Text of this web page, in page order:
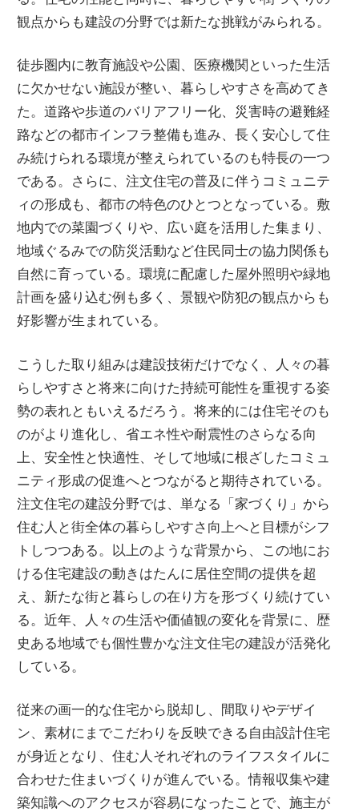
観点からも建設の分野では新たな挑戦がみられる。
徒歩圏内に教育施設や公園、医療機関といった生活
に欠かせない施設が整い、暮らしやすさを高めてき
た。道路や歩道のバリアフリー化、災害時の避難経
路などの都市インフラ整備も進み、長く安心して住
み続けられる環境が整えられているのも特長の一つ
である。さらに、注文住宅の普及に伴うコミュニテ
ィの形成も、都市の特色のひとつとなっている。敷
地内での菜園づくりや、広い庭を活用した集まり、
地域ぐるみでの防災活動など住民同士の協力関係も
自然に育っている。環境に配慮した屋外照明や緑地
計画を盛り込む例も多く、景観や防犯の観点からも
好影響が生まれている。
こうした取り組みは建設技術だけでなく、人々の暮
らしやすさと将来に向けた持続可能性を重視する姿
勢の表れともいえるだろう。将来的には住宅そのも
のがより進化し、省エネ性や耐震性のさらなる向
上、安全性と快適性、そして地域に根ざしたコミュ
ニティ形成の促進へとつながると期待されている。
注文住宅の建設分野では、単なる「家づくり」から
住む人と街全体の暮らしやすさ向上へと目標がシフ
トしつつある。以上のような背景から、この地にお
ける住宅建設の動きはたんに居住空間の提供を超
え、新たな街と暮らしの在り方を形づくり続けてい
る。近年、人々の生活や価値観の変化を背景に、歴
史ある地域でも個性豊かな注文住宅の建設が活発化
している。
従来の画一的な住宅から脱却し、間取りやデザイ
ン、素材にまでこだわりを反映できる自由設計住宅
が身近となり、住む人それぞれのライフスタイルに
合わせた住まいづくりが進んでいる。情報収集や建
築知識へのアクセスが容易になったことで、施主が